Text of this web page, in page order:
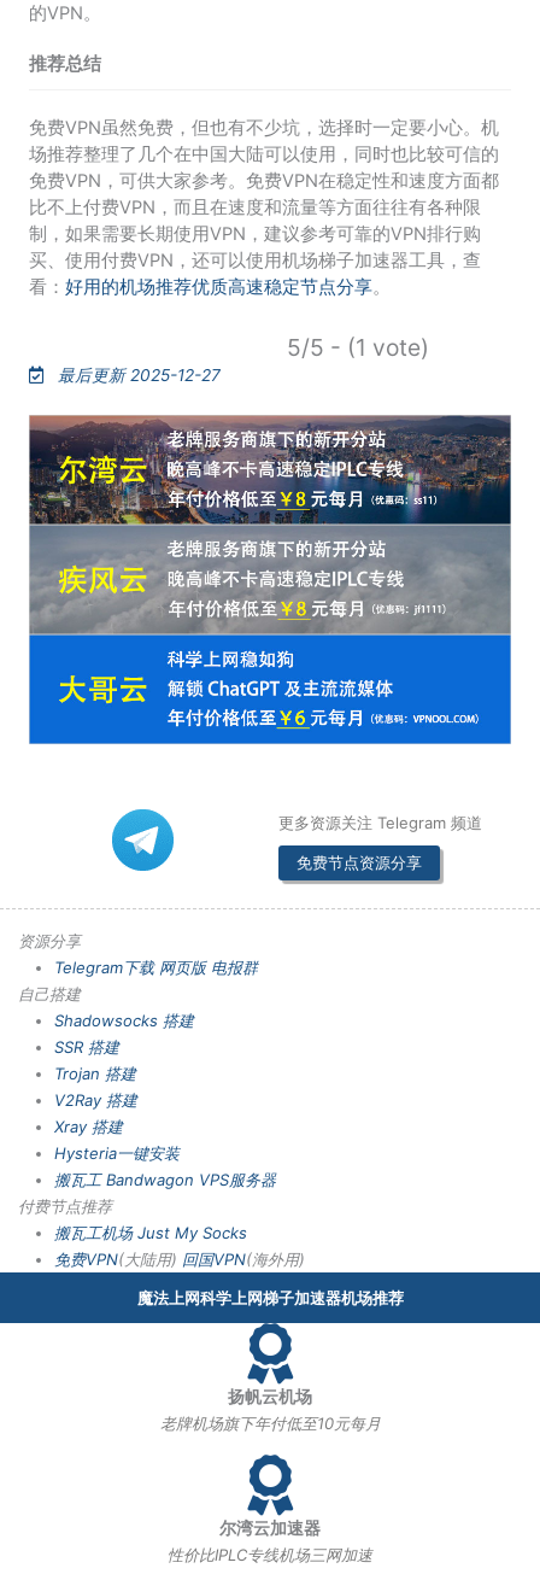
的VPN。
推荐总结
免费VPN虽然免费，但也有不少坑，选择时一定要小心。机
场推荐整理了几个在中国大陆可以使用，同时也比较可信的
免费VPN，可供大家参考。免费VPN在稳定性和速度方面都
比不上付费VPN，而且在速度和流量等方面往往有各种限
制，如果需要长期使用VPN，建议参考可靠的VPN排行购
买、使用付费VPN，还可以使用机场梯子加速器工具，查
看： 好用的机场推荐优质高速稳定节点分享。
5/5 - (1 vote)
最后更新 2025-12-27
更多资源关注 Telegram 频道
免费节点资源分享
资源分享
Telegram下载 网页版 电报群
自己搭建
Shadowsocks 搭建
SSR 搭建
Trojan 搭建
V2Ray 搭建
Xray 搭建
Hysteria一键安装
搬瓦工 Bandwagon VPS服务器
付费节点推荐
搬瓦工机场 Just My Socks
免费VPN(大陆用) 回国VPN(海外用)
魔法上网科学上网梯子加速器机场推荐
扬帆云机场
老牌机场旗下年付低至10元每月
尔湾云加速器
性价比IPLC专线机场三网加速